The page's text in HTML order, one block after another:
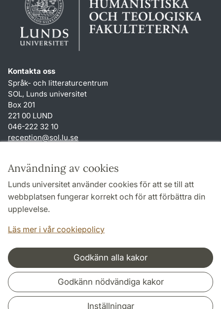
Användning av cookies
Lunds universitet använder cookies för att se till att
webbplatsen fungerar korrekt och för att förbättra din
upplevelse.
Läs mer i vår cookiepolicy
Godkänn alla kakor
Godkänn nödvändiga kakor
Inställningar
Kontakta oss
Språk- och litteraturcentrum
SOL, Lunds universitet
Box 201
221 00 LUND
046-222 32 10
reception@sol.lu.se
Genvägar
Om webbplatsen och cookies
Behandling av personuppgifter
Tillgänglighetsredogörelse
Samarbeten och nätverk